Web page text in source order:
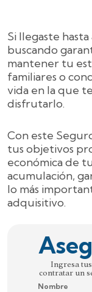
Si llegaste
buscando
mantener tu
familiares o
vida en la que
disfrutarlo.
Con este
tus objetivos
económica de
acumulación,
lo más
adquisitivo.
Ingresa
contratar un
Nombre